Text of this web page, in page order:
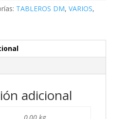
TABLEROS DM, VARIOS,
adicional